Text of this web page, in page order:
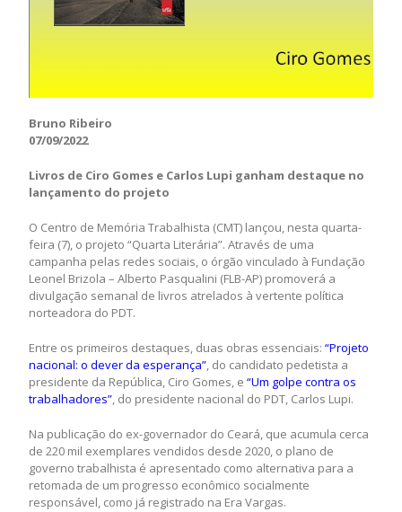
Bruno Ribeiro
07/09/2022
Livros de Ciro Gomes e Carlos Lupi ganham destaque no
lançamento do projeto
O Centro de Memória Trabalhista (CMT) lançou, nesta quarta-
feira (7), o projeto “Quarta Literária”. Através de uma
campanha pelas redes sociais, o órgão vinculado à Fundação
Leonel Brizola – Alberto Pasqualini (FLB-AP) promoverá a
divulgação semanal de livros atrelados à vertente política
norteadora do PDT.
Entre os primeiros destaques, duas obras essenciais:“Projeto
nacional: o dever da esperança”, do candidato pedetista a
presidente da República, Ciro Gomes, e“Um golpe contra os
trabalhadores”, do presidente nacional do PDT, Carlos Lupi.
Na publicação do ex-governador do Ceará, que acumula cerca
de 220 mil exemplares vendidos desde 2020, o plano de
governo trabalhista é apresentado como alternativa para a
retomada de um progresso econômico socialmente
responsável, como já registrado na Era Vargas.